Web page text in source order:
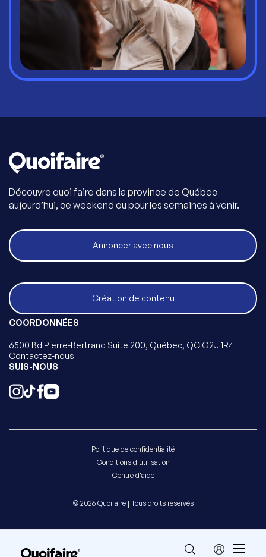
Découvre quoi faire dans la province de Québec
aujourd’hui, ce weekend ou pour les semaines à venir.
Annoncer avec nous
Création de contenu
COORDONNÉES
6500 Bd Pierre-Bertrand Suite 200, Québec, QC G2J 1R4
Contactez-nous
SUIS-NOUS
Politique de confidentialité
Conditions d'utilisation
Centre d'aide
© 2026 Quoifaire | Tous droits réservés